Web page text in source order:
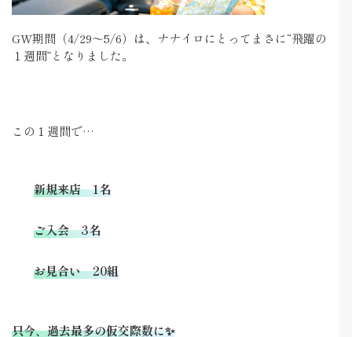
GW期間（4/29〜5/6）は、ナナイロにとってまさに“飛躍の
１週間”となりました。
この１週間で…
新規来店 1名
ご入会 3名
お見合い 20組
只今、過去最多の仮交際数に✨